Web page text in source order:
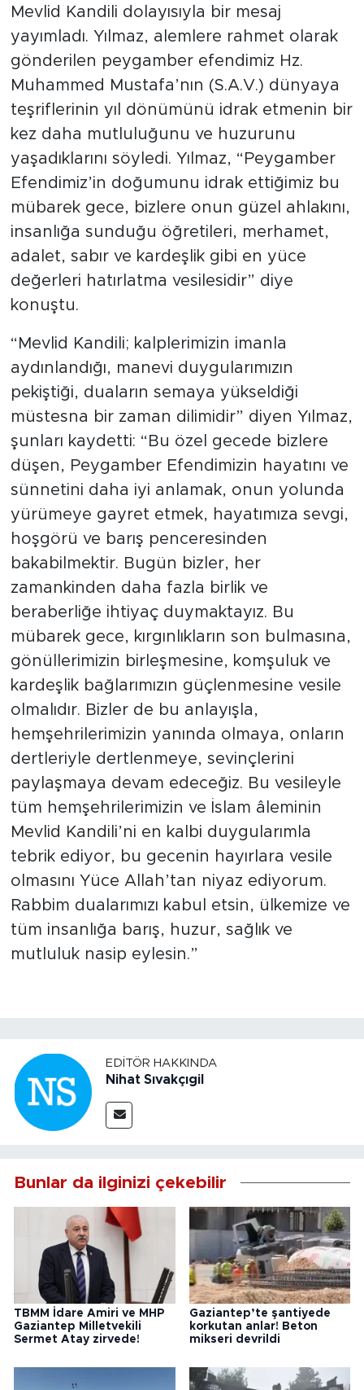
Mevlid Kandili dolayısıyla bir mesaj
yayımladı. Yılmaz, alemlere rahmet olarak
gönderilen peygamber efendimiz Hz.
Muhammed Mustafa’nın (S.A.V.) dünyaya
teşriflerinin yıl dönümünü idrak etmenin bir
kez daha mutluluğunu ve huzurunu
yaşadıklarını söyledi. Yılmaz, “Peygamber
Efendimiz’in doğumunu idrak ettiğimiz bu
mübarek gece, bizlere onun güzel ahlakını,
insanlığa sunduğu öğretileri, merhamet,
adalet, sabır ve kardeşlik gibi en yüce
değerleri hatırlatma vesilesidir” diye
konuştu.
“Mevlid Kandili; kalplerimizin imanla
aydınlandığı, manevi duygularımızın
pekiştiği, duaların semaya yükseldiği
müstesna bir zaman dilimidir” diyen Yılmaz,
şunları kaydetti: “Bu özel gecede bizlere
düşen, Peygamber Efendimizin hayatını ve
sünnetini daha iyi anlamak, onun yolunda
yürümeye gayret etmek, hayatımıza sevgi,
hoşgörü ve barış penceresinden
bakabilmektir. Bugün bizler, her
zamankinden daha fazla birlik ve
beraberliğe ihtiyaç duymaktayız. Bu
mübarek gece, kırgınlıkların son bulmasına,
gönüllerimizin birleşmesine, komşuluk ve
kardeşlik bağlarımızın güçlenmesine vesile
olmalıdır. Bizler de bu anlayışla,
hemşehrilerimizin yanında olmaya, onların
dertleriyle dertlenmeye, sevinçlerini
paylaşmaya devam edeceğiz. Bu vesileyle
tüm hemşehrilerimizin ve İslam âleminin
Mevlid Kandili’ni en kalbi duygularımla
tebrik ediyor, bu gecenin hayırlara vesile
olmasını Yüce Allah’tan niyaz ediyorum.
Rabbim dualarımızı kabul etsin, ülkemize ve
tüm insanlığa barış, huzur, sağlık ve
mutluluk nasip eylesin.”
EDITÖR HAKKINDA
Nihat Sıvakçıgil
Bunlar da ilginizi çekebilir
TBMM İdare Amiri ve MHP
Gaziantep Milletvekili
Sermet Atay zirvede!
Gaziantep’te şantiyede
korkutan anlar! Beton
mikseri devrildi